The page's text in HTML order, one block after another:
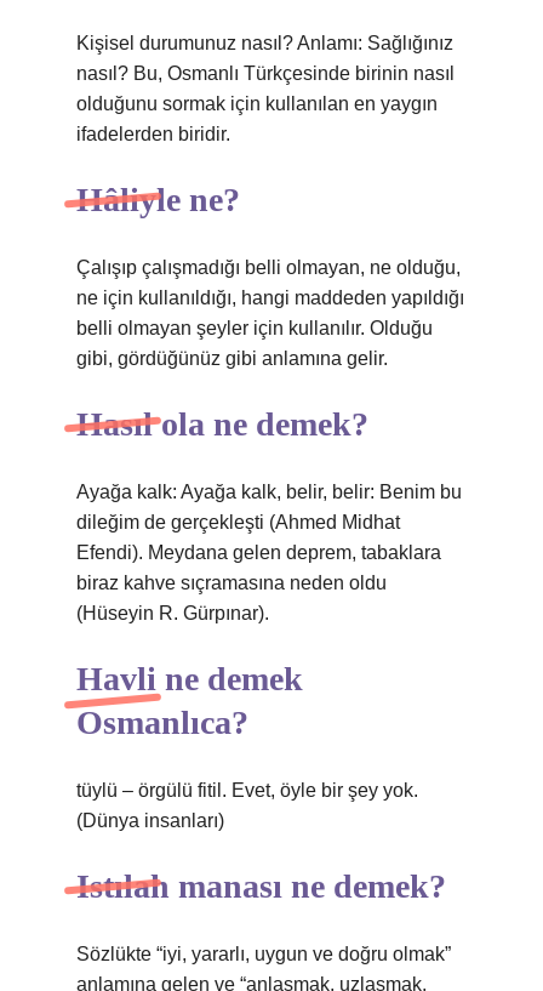
Kişisel durumunuz nasıl? Anlamı: Sağlığınız
nasıl? Bu, Osmanlı Türkçesinde birinin nasıl
olduğunu sormak için kullanılan en yaygın
ifadelerden biridir.
Hâliyle ne?
Çalışıp çalışmadığı belli olmayan, ne olduğu,
ne için kullanıldığı, hangi maddeden yapıldığı
belli olmayan şeyler için kullanılır. Olduğu
gibi, gördüğünüz gibi anlamına gelir.
Hasıl ola ne demek?
Ayağa kalk: Ayağa kalk, belir, belir: Benim bu
dileğim de gerçekleşti (Ahmed Midhat
Efendi). Meydana gelen deprem, tabaklara
biraz kahve sıçramasına neden oldu
(Hüseyin R. Gürpınar).
Havli ne demek
Osmanlıca?
tüylü – örgülü fitil. Evet, öyle bir şey yok.
(Dünya insanları)
Istılah manası ne demek?
Sözlükte “iyi, yararlı, uygun ve doğru olmak”
anlamına gelen ve “anlaşmak, uzlaşmak,